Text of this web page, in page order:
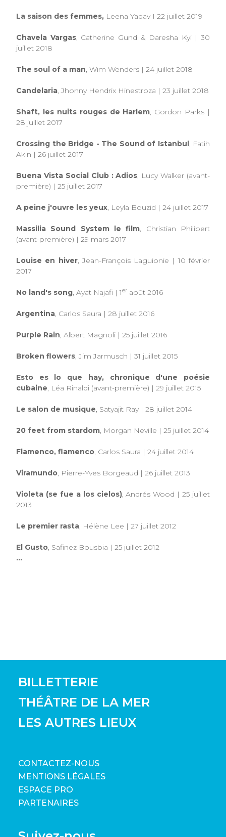
La saison des femmes, Leena Yadav I 22 juillet 2019
Chavela Vargas, Catherine Gund & Daresha Kyi | 30
juillet 2018
The soul of a man, Wim Wenders | 24 juillet 2018
Candelaria, Jhonny Hendrix Hinestroza | 23 juillet 2018
Shaft, les nuits rouges de Harlem, Gordon Parks |
28 juillet 2017
Crossing the Bridge - The Sound of Istanbul, Fatih
Akin | 26 juillet 2017
Buena Vista Social Club : Adios, Lucy Walker (avant-
première) | 25 juillet 2017
A peine j'ouvre les yeux, Leyla Bouzid | 24 juillet 2017
Massilia Sound System le film, Christian Philibert
(avant-première) | 29 mars 2017
Louise en hiver, Jean-François Laguionie | 10 février
2017
No land's song, Ayat Najafi | 1er août 2016
Argentina, Carlos Saura | 28 juillet 2016
Purple Rain, Albert Magnoli | 25 juillet 2016
Broken flowers, Jim Jarmusch | 31 juillet 2015
Esto es lo que hay, chronique d'une poésie
cubaine, Léa Rinaldi (avant-première) | 29 juillet 2015
Le salon de musique, Satyajit Ray | 28 juillet 2014
20 feet from stardom, Morgan Neville | 25 juillet 2014
Flamenco, flamenco, Carlos Saura | 24 juillet 2014
Viramundo, Pierre-Yves Borgeaud | 26 juillet 2013
Violeta (se fue a los cielos), Andrés Wood | 25 juillet
2013
Le premier rasta, Hélène Lee | 27 juillet 2012
El Gusto, Safinez Bousbia | 25 juillet 2012
...
BILLETTERIE
THÉÂTRE DE LA MER
LES AUTRES LIEUX
CONTACTEZ-NOUS
MENTIONS LÉGALES
ESPACE PRO
PARTENAIRES